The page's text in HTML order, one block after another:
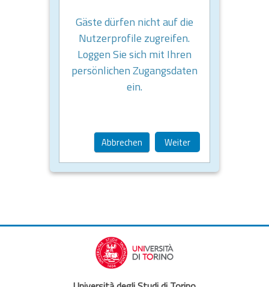
Gäste dürfen nicht auf die
Nutzerprofile zugreifen.
Loggen Sie sich mit Ihren
persönlichen Zugangsdaten
ein.
Abbrechen Weiter